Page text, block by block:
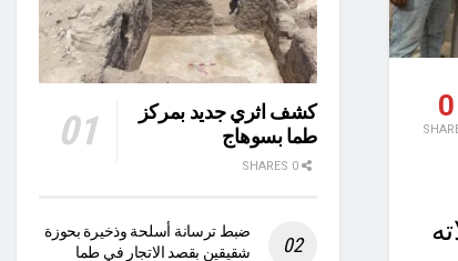
0
كشف اثري جديد بمركز
طما بسوهاج
ضبط ترسانة أسلحة وذخيرة بحوزة
شقيقين بقصد الاتجار في طما